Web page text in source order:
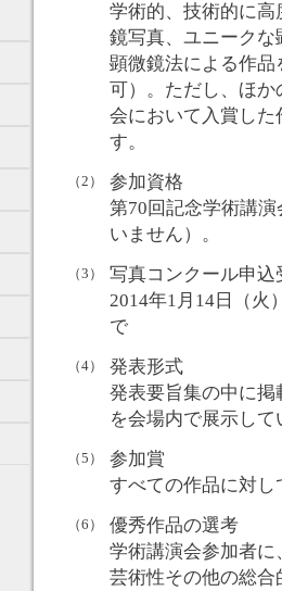
学術的、技術的に
鏡写真、ユニーク
顕微鏡法による作
可）。ただし、ほ
会において入賞し
す。
（2）
参加資格
第70回記念学術講
いません）。
（3）
写真コンクール申込
2014年1月14日（火
で
（4）
発表形式
発表要旨集の中に
を会場内で展示し
（5）
参加賞
すべての作品に対
（6）
優秀作品の選考
学術講演会参加者
芸術性その他の総